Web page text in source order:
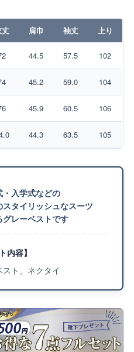
丈 肩巾 袖丈 上り
44.5 57.5 102
45.2 59.0 104
45.9 60.5 106
44.3 63.5 105
入学式などの
タイリッシュなスーツ
レーベストです
内容】
ト、ネクタイ